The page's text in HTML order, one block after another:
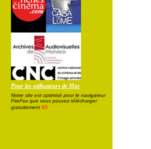
Pour les utilisateurs de Mac
Notre site est optimisé pour le navigateur
FireFox que vous pouvez télécharger
gratuitement ici